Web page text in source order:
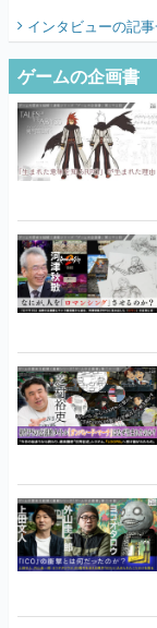
インタビューの記
ゲームの企画書